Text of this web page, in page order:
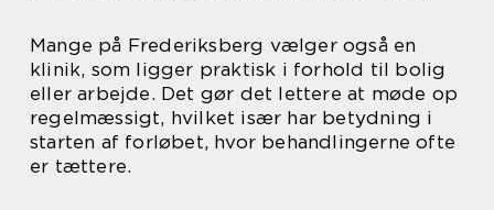
Mange på Frederiksberg vælger også en
klinik, som ligger praktisk i forhold til bolig
eller arbejde. Det gør det lettere at møde op
regelmæssigt, hvilket især har betydning i
starten af forløbet, hvor behandlingerne ofte
er tættere.